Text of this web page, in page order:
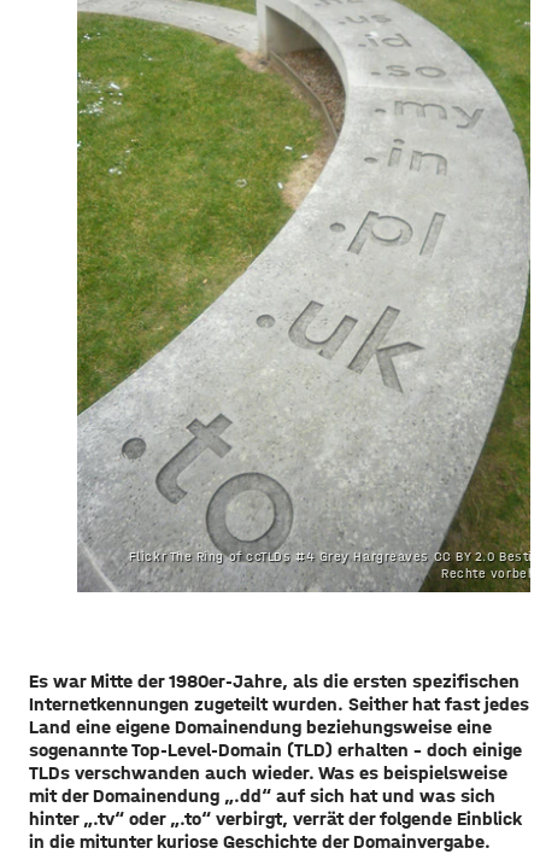
Flickr The Ring of ccTLDs #4 Grey Hargreaves CC BY 2.0
Rechte
Es war Mitte der 1980er-Jahre, als die ersten spezifischen
Internetkennungen zugeteilt wurden. Seither hat fast jedes
Land eine eigene Domainendung beziehungsweise eine
sogenannte Top-Level-Domain (TLD) erhalten – doch einige
TLDs verschwanden auch wieder. Was es beispielsweise
mit der Domainendung „.dd“ auf sich hat und was sich
hinter „.tv“ oder „.to“ verbirgt, verrät der folgende Einblick
in die mitunter kuriose Geschichte der Domainvergabe.